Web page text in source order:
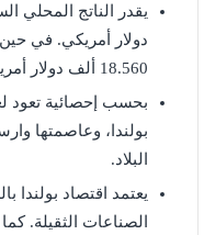
دولار أمريكي. في
18.560 ألف دولار أمريكي.
البلاد.
يعتمد اقتصاد بولندا
الصناعات الثقيلة.